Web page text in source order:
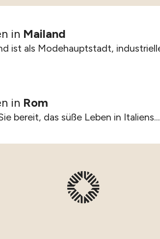
in Mailand
in Rom
bereit, das süße Leben in Italiens...